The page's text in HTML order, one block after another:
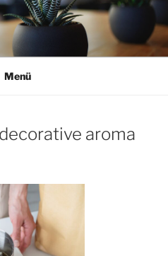
Menü
aroma